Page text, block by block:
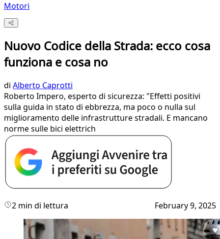
Motori
Nuovo Codice della Strada: ecco cosa
funziona e cosa no
di Alberto Caprotti
Roberto Impero, esperto di sicurezza: "Effetti positivi
sulla guida in stato di ebbrezza, ma poco o nulla sul
miglioramento delle infrastrutture stradali. E mancano
norme sulle bici elettrich
2 min di lettura February 9, 2025